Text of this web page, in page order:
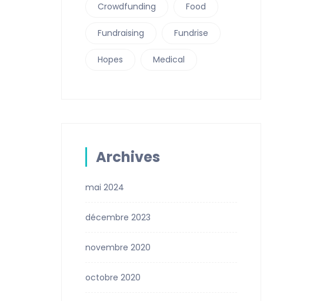
Crowdfunding Food
Fundraising Fundrise
Hopes Medical
Archives
mai 2024
décembre 2023
novembre 2020
octobre 2020